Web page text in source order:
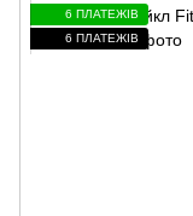
6 ПЛАТЕЖІВ
6 ПЛАТЕЖІВ